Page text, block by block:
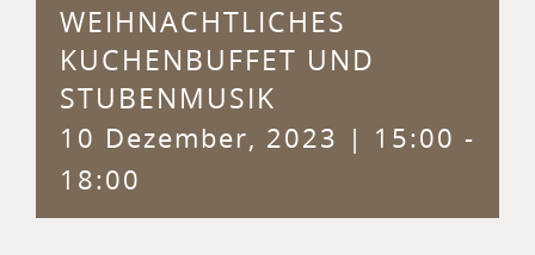
WEIHNACHTLICHES
KUCHENBUFFET UND
STUBENMUSIK
10 Dezember, 2023 | 15:00 -
18:00